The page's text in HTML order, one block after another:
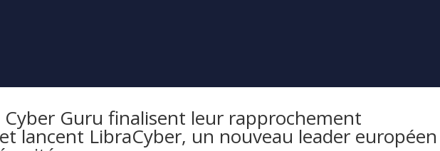
Cyber Guru finalisent leur rapprochement
lancent LibraCyber, un nouveau leader européen